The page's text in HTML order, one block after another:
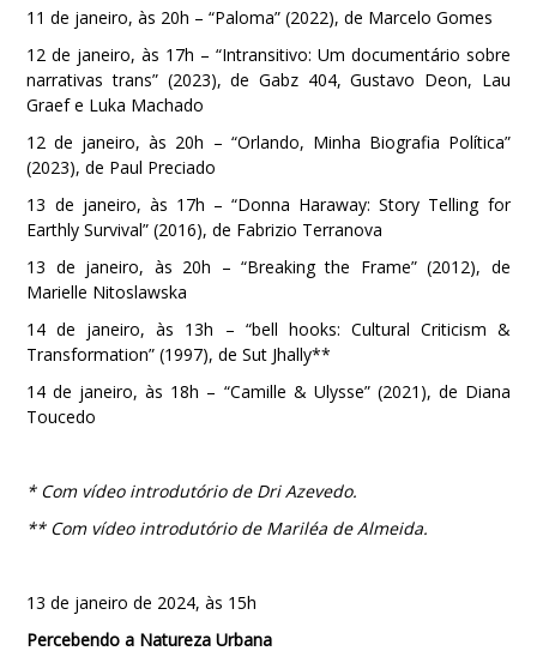
11 de janeiro, às 20h – “Paloma” (2022), de Marcelo Gomes
12 de janeiro, às 17h – “Intransitivo: Um documentário sobre
narrativas trans” (2023), de Gabz 404, Gustavo Deon, Lau
Graef e Luka Machado
12 de janeiro, às 20h – “Orlando, Minha Biografia Política”
(2023), de Paul Preciado
13 de janeiro, às 17h – “Donna Haraway: Story Telling for
Earthly Survival” (2016), de Fabrizio Terranova
13 de janeiro, às 20h – “Breaking the Frame” (2012), de
Marielle Nitoslawska
14 de janeiro, às 13h – “bell hooks: Cultural Criticism &
Transformation” (1997), de Sut Jhally**
14 de janeiro, às 18h – “Camille & Ulysse” (2021), de Diana
Toucedo
* Com vídeo introdutório de Dri Azevedo.
** Com vídeo introdutório de Mariléa de Almeida.
13 de janeiro de 2024, às 15h
Percebendo a Natureza Urbana